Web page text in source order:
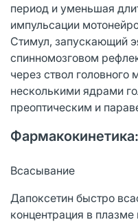
период и уменьшая
импульсации
Стимул, запускающий
спинномозговом
через ствол головного
несколькими ядрами
преоптическим и
Фармакокинетика:
Всасывание
Дапоксетин быстро
концентрация в